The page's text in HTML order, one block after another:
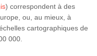
) correspondent à des
ou, au mieux, à
cartographiques de
000.